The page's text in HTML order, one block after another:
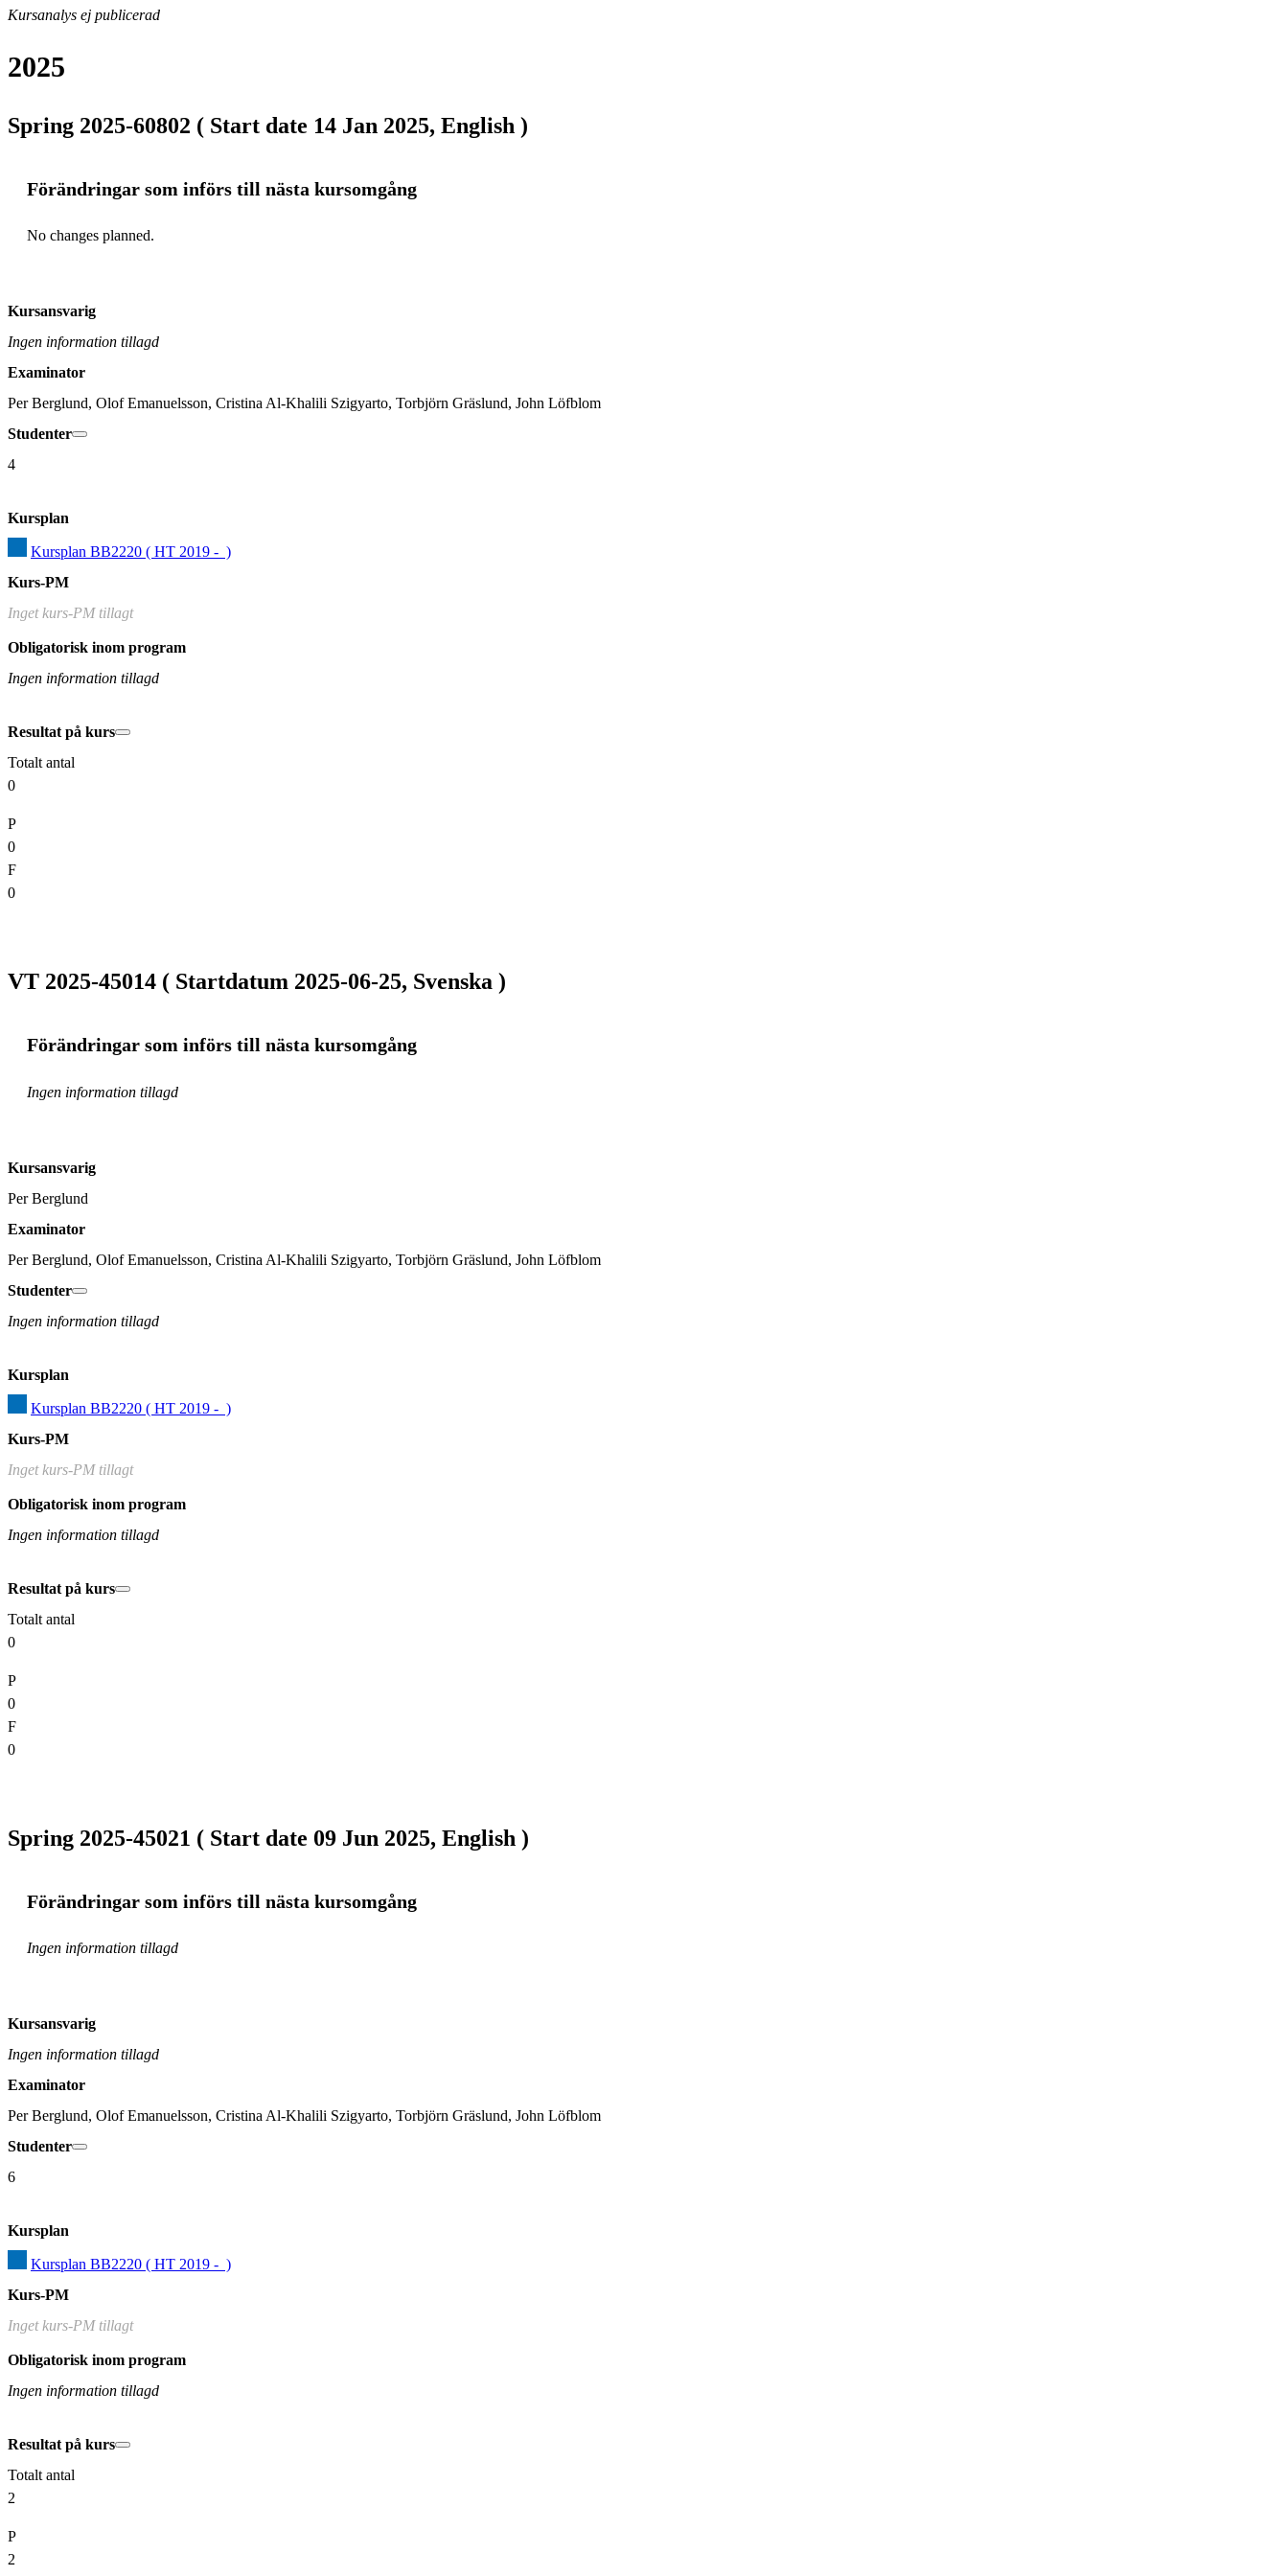
Kursanalys ej publicerad
2025
Spring 2025-60802 ( Start date 14 Jan 2025, English )
Förändringar som införs till nästa kursomgång
No changes planned.
Kursansvarig
Ingen information tillagd
Examinator
Per Berglund, Olof Emanuelsson, Cristina Al-Khalili Szigyarto, Torbjörn Gräslund, John Löfblom
Studenter
4
Kursplan
Kursplan BB2220 ( HT 2019 -  )
Kurs-PM
Inget kurs-PM tillagt
Obligatorisk inom program
Ingen information tillagd
Resultat på kurs
Totalt antal
0
P
0
F
0
VT 2025-45014 ( Startdatum 2025-06-25, Svenska )
Förändringar som införs till nästa kursomgång
Ingen information tillagd
Kursansvarig
Per Berglund
Examinator
Per Berglund, Olof Emanuelsson, Cristina Al-Khalili Szigyarto, Torbjörn Gräslund, John Löfblom
Studenter
Ingen information tillagd
Kursplan
Kursplan BB2220 ( HT 2019 -  )
Kurs-PM
Inget kurs-PM tillagt
Obligatorisk inom program
Ingen information tillagd
Resultat på kurs
Totalt antal
0
P
0
F
0
Spring 2025-45021 ( Start date 09 Jun 2025, English )
Förändringar som införs till nästa kursomgång
Ingen information tillagd
Kursansvarig
Ingen information tillagd
Examinator
Per Berglund, Olof Emanuelsson, Cristina Al-Khalili Szigyarto, Torbjörn Gräslund, John Löfblom
Studenter
6
Kursplan
Kursplan BB2220 ( HT 2019 -  )
Kurs-PM
Inget kurs-PM tillagt
Obligatorisk inom program
Ingen information tillagd
Resultat på kurs
Totalt antal
2
P
2